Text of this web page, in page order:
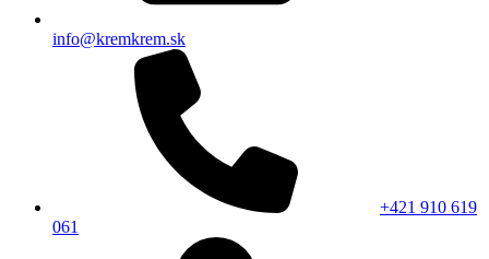
info@kremkrem.sk
+421 910 619
061